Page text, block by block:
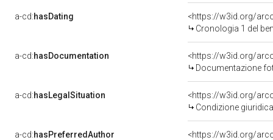
a-cd:hasDating
<https://w3id.org/
Cronologia 1 del
a-cd:hasDocumentation
Documentazione
a-cd:hasLegalSituation
Condizione
a-cd:hasPreferredAuthor
<https://w3id.org/